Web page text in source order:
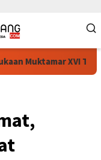
XVI Tapak